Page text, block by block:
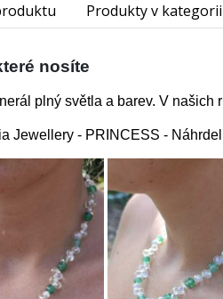
Produkty v kategorii
nosíte
plný světla a barev. V
Jewellery - PRINCESS -